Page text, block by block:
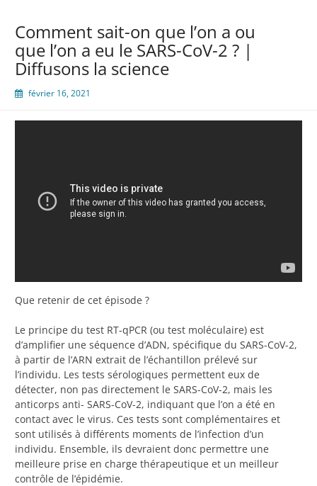
Comment sait-on que l’on a ou
que l’on a eu le SARS-CoV-2 ? |
Diffusons la science
février 16, 2021
Que retenir de cet épisode ?
Le principe du test RT-qPCR (ou test moléculaire) est
d’amplifier une séquence d’ADN, spécifique du SARS-CoV-2,
à partir de l’ARN extrait de l’échantillon prélevé sur
l’individu. Les tests sérologiques permettent eux de
détecter, non pas directement le SARS-CoV-2, mais les
anticorps anti- SARS-CoV-2, indiquant que l’on a été en
contact avec le virus. Ces tests sont complémentaires et
sont utilisés à différents moments de l’infection d’un
individu. Ensemble, ils devraient donc permettre une
meilleure prise en charge thérapeutique et un meilleur
contrôle de l’épidémie.